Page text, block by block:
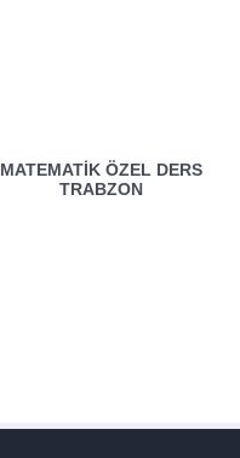
MATEMATIK ÖZEL DERS
TRABZON